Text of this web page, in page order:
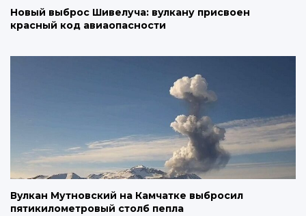
Новый выброс Шивелуча: вулкану присвоен
красный код авиаопасности
Вулкан Мутновский на Камчатке выбросил
пятикилометровый столб пепла